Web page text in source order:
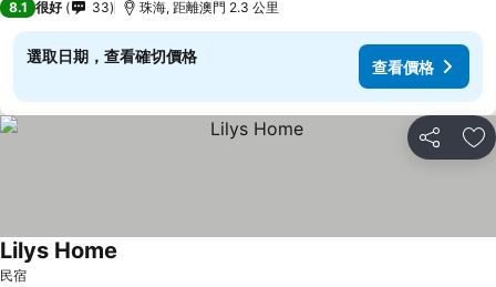
8.1 很好 33 珠海, 距離澳門 2.3 公里
選取日期，查看確切價格
查看價格
分享 放
民宿
Lilys Home